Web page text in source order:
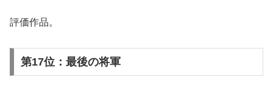
評価作品。
第17位：最後の将軍